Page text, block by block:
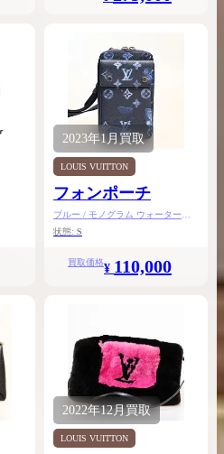
2023年1月買取
LOUIS VUITTON
フォンポーチ
ブルー / モノグラム ウォーターカ
ラー
状態: S
買取価格¥ 110,000
2022年12月買取
LOUIS VUITTON